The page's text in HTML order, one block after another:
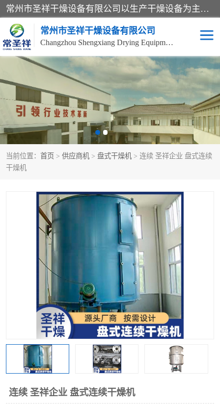
常州市圣祥干燥设备有限公司以生产干燥设备为主导产品，提供：干燥设备、干燥机、混合机、气流干燥机、烘箱、热风循环烘箱、沸腾干燥机、烘干机、喷雾干燥机等产品的生产、制造与销售服务。
常州市圣祥干燥设备有限公司
Changzhou Shengxiang Drying Equipment Co. , Ltd.
当前位置： 首页 > 供应商机 > 盘式干燥机 > 连续 圣祥企业 盘式连续
干燥机
连续 圣祥企业 盘式连续干燥机
单锥真空干燥机 双锥真空干燥机
气流干燥机 滚筒刮板干燥机
干燥机 闪蒸干燥机
桨叶干燥机 高速混合机
粗粉碎机 带式干燥机
单锥螺带真空干燥机 沸腾干燥机
方形圆形真空干燥机 真空耙式干燥机
热风循环烘箱 喷雾干燥机
振动流化床干燥机 盘式干燥机